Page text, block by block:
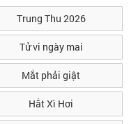
Trung Thu 2026
Tử vi ngày mai
Mắt phải giật
Hắt Xì Hơi